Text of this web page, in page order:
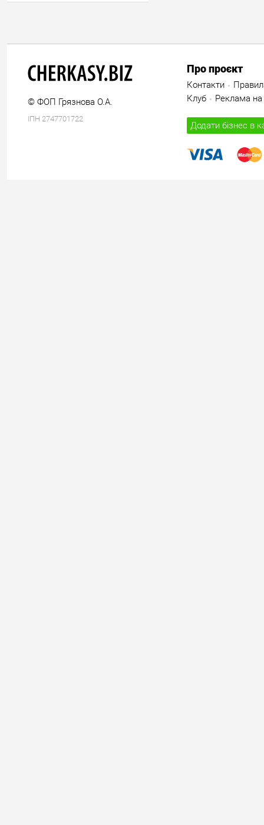
© ФОП Грязнова О.А.
ІПН 2747701722
Про проєкт
Контакти
Клуб
Реклама на
Додати бізнес в